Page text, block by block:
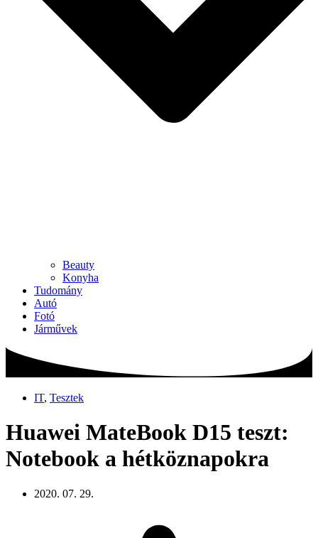
Beauty
Konyha
Tudomány
Autó
Fotó
Járművek
IT, Tesztek
Huawei MateBook D15 teszt:
Notebook a hétköznapokra
2020. 07. 29.